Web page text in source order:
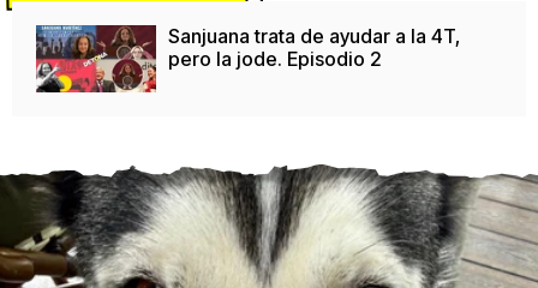
Sanjuana trata de ayudar a la 4T,
pero la jode. Episodio 2